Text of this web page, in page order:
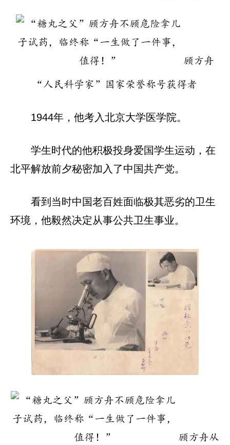
顾方舟
“人民科学家”国家荣誉称号获得者
1944年，他考入北京大学医学院。
学生时代的他积极投身爱国学生运动，在
北平解放前夕秘密加入了中国共产党。
看到当时中国老百姓面临极其恶劣的卫生
环境，他毅然决定从事公共卫生事业。
顾方舟从